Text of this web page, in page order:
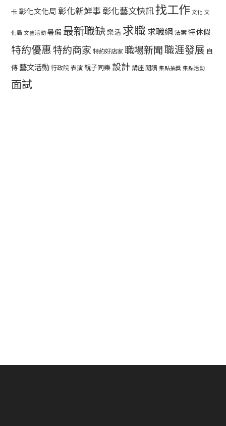
卡彰化文化局 彰化新鮮事 彰化藝文快訊找工作 文化 文
化局 文藝活動 暑假 最新職缺樂活求職 求職網 法案特休假
特約優惠特約商家 特約好店家職場新聞職涯發展 自
傳 藝文活動行政院表演親子同樂 設計 講座閱讀 集點抽獎 集點活動
面試